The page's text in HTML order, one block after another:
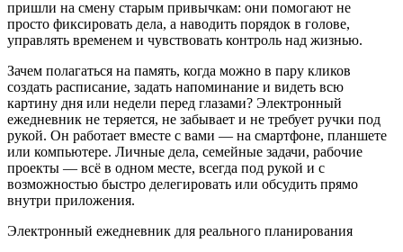
пришли на смену старым привычкам: они помогают не
просто фиксировать дела, а наводить порядок в голове,
управлять временем и чувствовать контроль над жизнью.
Зачем полагаться на память, когда можно в пару кликов
создать расписание, задать напоминание и видеть всю
картину дня или недели перед глазами? Электронный
ежедневник не теряется, не забывает и не требует ручки под
рукой. Он работает вместе с вами — на смартфоне, планшете
или компьютере. Личные дела, семейные задачи, рабочие
проекты — всё в одном месте, всегда под рукой и с
возможностью быстро делегировать или обсудить прямо
внутри приложения.
Электронный ежедневник для реального планирования